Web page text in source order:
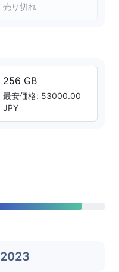
売り切れ
256 GB
最安価格: 53000.00
JPY
2023